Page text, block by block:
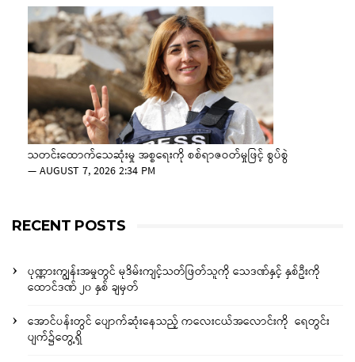
သတင်းထောက်သေဆုံးမှု အစ္စရေးကို စစ်ရာဇဝတ်မှုဖြင့် စွပ်စွဲ
—AUGUST 7, 2026 2:34 PM
RECENT POSTS
ပုဏ္ဏားကျွန်းအမှုတွင် မုဒိမ်းကျင့်သတ်ဖြတ်သူကို သေဒဏ်နှင့် နှစ်ဦးကို
ထောင်ဒဏ် ၂၀ နှစ် ချမှတ်
အောင်ပန်းတွင် ပျောက်ဆုံးနေသည့် ကလေးငယ်အလောင်းကို ရေတွင်း
ပျက်၌တွေ့ရှိ